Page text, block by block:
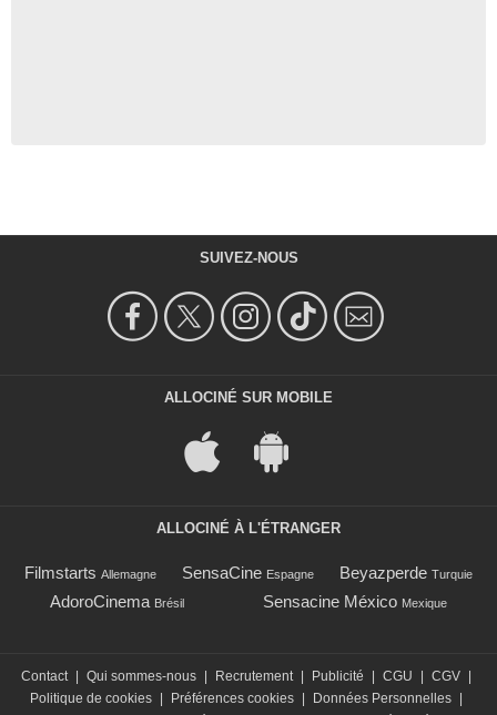
SUIVEZ-NOUS
ALLOCINÉ SUR MOBILE
ALLOCINÉ À L'ÉTRANGER
Filmstarts Allemagne SensaCine Espagne Beyazperde Turquie
AdoroCinema Brésil Sensacine México Mexique
Contact | Qui sommes-nous | Recrutement | Publicité | CGU | CGV |
Politique de cookies | Préférences cookies | Données Personnelles |